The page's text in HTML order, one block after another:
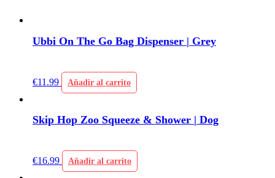
Ubbi On The Go Bag Dispenser | Grey
€11.99 Añadir al carrito
Skip Hop Zoo Squeeze & Shower | Dog
€16.99 Añadir al carrito